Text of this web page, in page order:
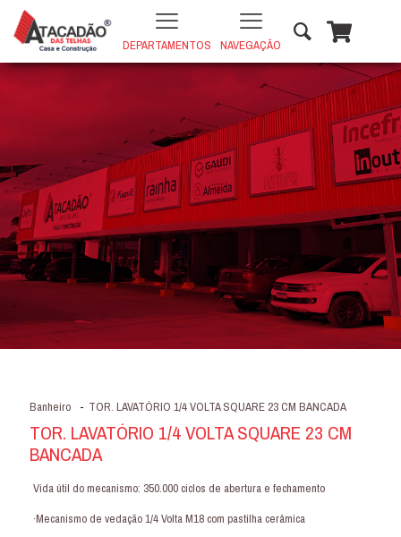
DEPARTAMENTOS NAVEGAÇÃO
Banheiro - TOR. LAVATÓRIO 1/4 VOLTA SQUARE 23 CM BANCADA
TOR. LAVATÓRIO 1/4 VOLTA SQUARE 23 CM
BANCADA
Vida útil do mecanismo: 350.000 ciclos de abertura e fechamento
·Mecanismo de vedação 1/4 Volta M18 com pastilha cerâmica
TRELIÇA H8 3.4mm
+ ADD